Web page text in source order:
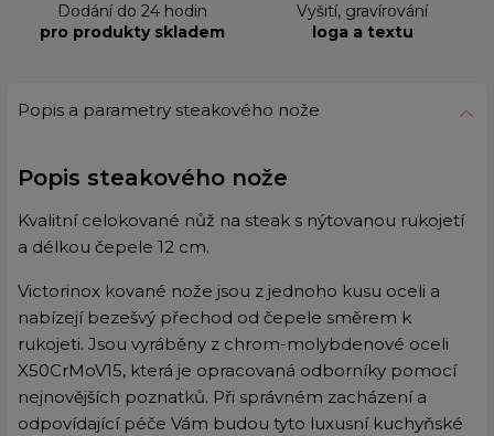
Dodání do 24 hodin
pro produkty skladem
Vyšití, gravírování
loga a textu
Popis a parametry steakového nože
Popis steakového nože
Kvalitní celokované nůž na steak s nýtovanou rukojetí
a délkou čepele 12 cm.
Victorinox kované nože jsou z jednoho kusu oceli a
nabízejí bezešvý přechod od čepele směrem k
rukojeti. Jsou vyráběny z chrom-molybdenové oceli
X50CrMoV15, která je opracovaná odborníky pomocí
nejnovějších poznatků. Při správném zacházení a
odpovídající péče Vám budou tyto luxusní kuchyňské